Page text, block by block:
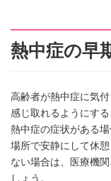
熱中症の早
高齢者が熱中症に気
感じ取れるようにする
熱中症の症状がある
場所で安静にして休
ない場合は、医療機
しょう。